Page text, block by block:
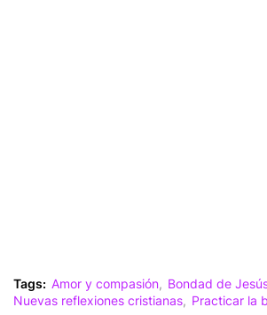
Tags: Amor y compasión
Bondad de
Nuevas reflexiones cristianas
Practicar la